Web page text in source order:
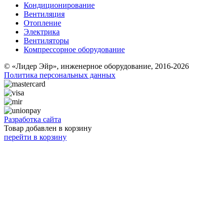
Кондиционирование
Вентиляция
Отопление
Электрика
Вентиляторы
Компрессорное оборудование
© «Лидер Эйр», инженерное оборудование, 2016-2026
Политика персональных данных
Разработка сайта
Товар добавлен в корзину
перейти в корзину